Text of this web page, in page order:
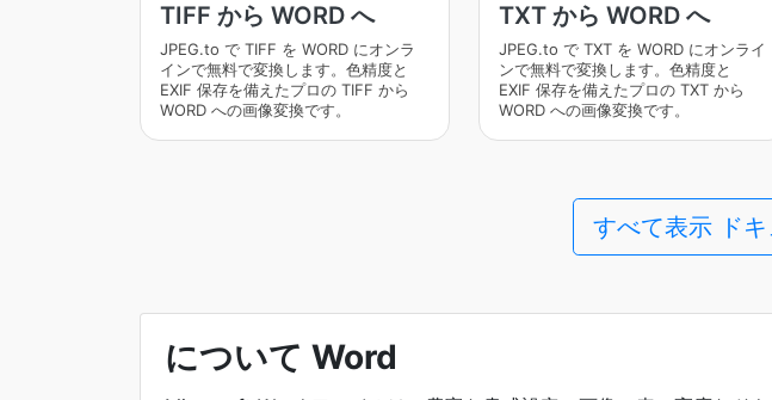
TIFF から WORD へ
JPEG.to で TIFF を WORD にオンラ
インで無料で変換します。色精度と
EXIF 保存を備えたプロの TIFF から
WORD への画像変換です。
TXT から WORD へ
JPEG.to で TXT を WORD にオンライ
ンで無料で変換します。色精度と
EXIF 保存を備えたプロの TXT から
WORD への画像変換です。
すべて表示 ド
について Word